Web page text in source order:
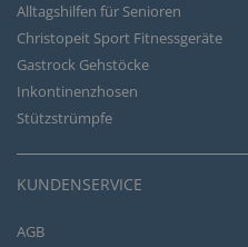
Alltagshilfen für Senioren
Christopeit Sport Fitnessgeräte
Gastrock Gehstöcke
Inkontinenzhosen
Stützstrümpfe
KUNDENSERVICE
AGB